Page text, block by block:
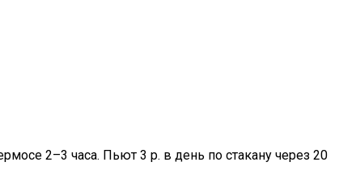
2–3 часа. Пьют 3 р. в день по стакану через 20